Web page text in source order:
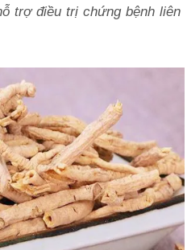
trợ điều trị chứng bệnh liên